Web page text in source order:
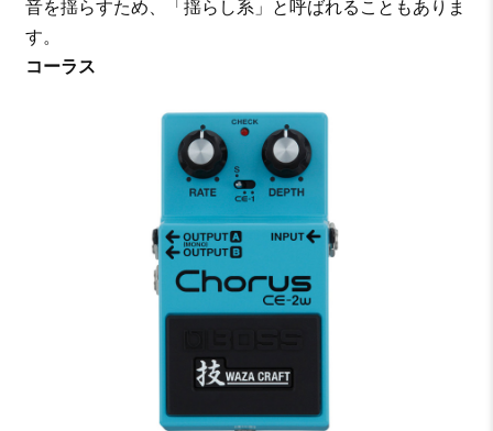
音を揺らすため、「揺らし系」と呼ばれることもありま
す。
コーラス